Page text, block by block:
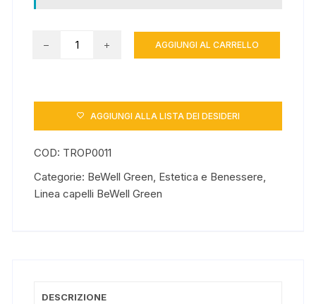
Noù
disciplinante
100ml
quantità
AGGIUNGI AL CARRELLO
AGGIUNGI ALLA LISTA DEI DESIDERI
COD: TROP0011
Categorie: BeWell Green, Estetica e Benessere,
Linea capelli BeWell Green
DESCRIZIONE